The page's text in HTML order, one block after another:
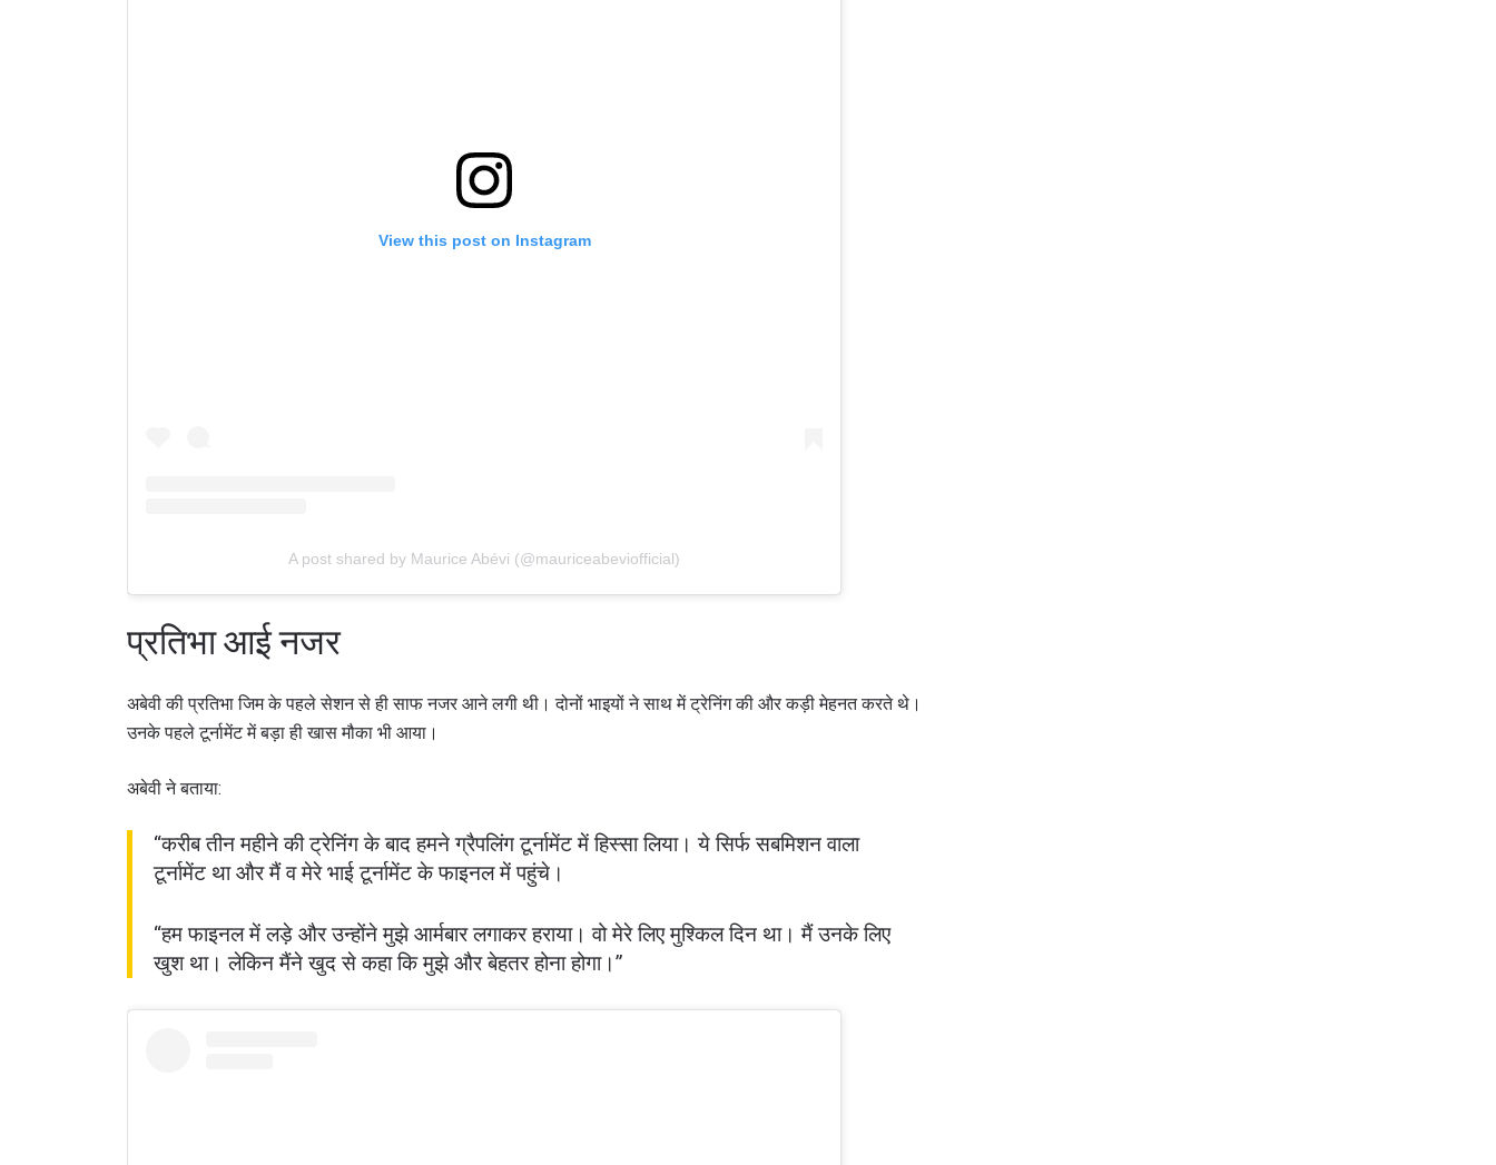
View this post on Instagram
A post shared by Maurice Abévi (@mauriceabeviofficial)
प्रतिभा आई नजर
अबेवी की प्रतिभा जिम के पहले सेशन से ही साफ नजर आने लगी थी। दोनों भाइयों ने साथ में ट्रेनिंग की और कड़ी मेहनत करते थे।
उनके पहले टूर्नामेंट में बड़ा ही खास मौका भी आया।
अबेवी ने बताया:
“करीब तीन महीने की ट्रेनिंग के बाद हमने ग्रैपलिंग टूर्नामेंट में हिस्सा लिया। ये सिर्फ सबमिशन वाला
टूर्नामेंट था और मैं व मेरे भाई टूर्नामेंट के फाइनल में पहुंचे।
“हम फाइनल में लड़े और उन्होंने मुझे आर्मबार लगाकर हराया। वो मेरे लिए मुश्किल दिन था। मैं उनके लिए
खुश था। लेकिन मैंने खुद से कहा कि मुझे और बेहतर होना होगा।”